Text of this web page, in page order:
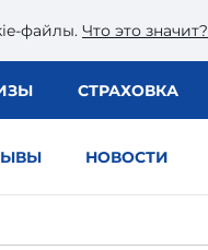
файлы. Что это значит?
СТРАХОВКА
НОВОСТИ